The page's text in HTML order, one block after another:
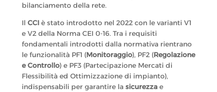
bilanciamento della rete.
Il CCIè stato introdotto nel 2022 con le varianti V1
e V2 della Norma CEI 0-16. Tra i requisiti
fondamentali introdotti dalla normativa rientrano
le funzionalità PF1 (Monitoraggio), PF2 (Regolazione
e Controllo) e PF3 (Partecipazione Mercati di
Flessibilità ed Ottimizzazione di impianto),
indispensabili per garantire la sicurezzae